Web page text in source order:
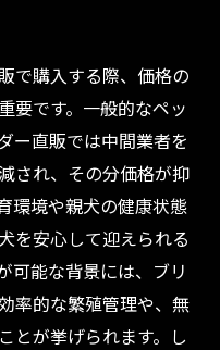
で購入する際、価格の
要です。一般的なペッ
ー直販では中間業者を
され、その分価格が抑
環境や親犬の健康状態
を安心して迎えられる
可能な背景には、ブリ
率的な繁殖管理や、無
とが挙げられます。し